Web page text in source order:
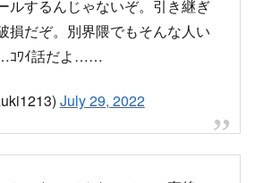
破損バグでてるらしいけどみん
ルするんじゃないぞ。引き継ぎ
損だぞ。別界隈でもそんな人い